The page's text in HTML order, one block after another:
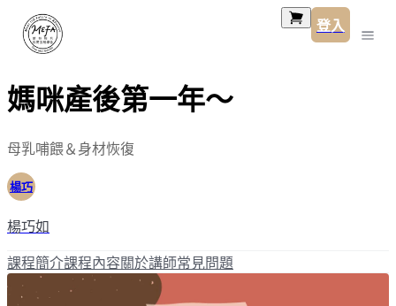
登入
媽咪產後第一年～
母乳哺餵＆身材恢復
楊巧
楊巧如
課程簡介課程內容關於講師常見問題